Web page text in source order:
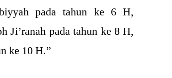
pada tahun ke 6 H,
Ji’ranah pada tahun ke 8 H,
ke 10 H.”